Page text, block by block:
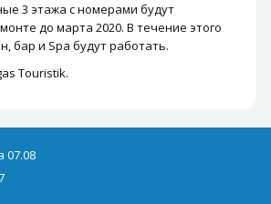
3 этажа с номерами будут
до марта 2020. В течение этого
бар и Spa будут работать.
Touristik.
07.08